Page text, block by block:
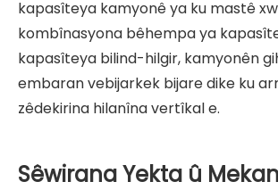
kapasîteya kamyonê ya ku mastê
kombînasyona bêhempa ya
kapasîteya bilind-hilgir, kamyonên
embaran vebijarkek bijare dike ku
zêdekirina hilanîna vertîkal e.
Sêwirana Yekta û